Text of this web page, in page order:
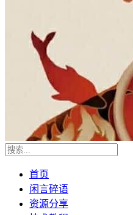
首页
闲言碎语
资源分享